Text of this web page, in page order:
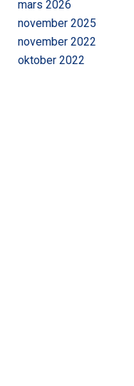
mars 2026
november 2025
november 2022
oktober 2022